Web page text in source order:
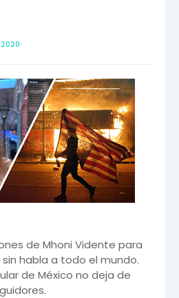
de Mhoni Vidente para
habla a todo el mundo.
de México no deja de